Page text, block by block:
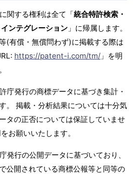
関する権利は全て「統合特許検索・
ンテグレーション 」に帰属します。
(有償・無償問わず)に掲載する際は
https://patent-i.com/tm/ 」を明
庁発行の商標データに基づき集計・
。 掲載・分析結果については十分気
タの正否については保証していませ
お願いいたします。
発行の公開データに基づいており、
公開されている商標公報等と同等の